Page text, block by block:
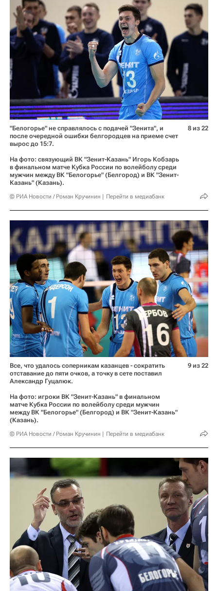
"Белогорье" не справлялось с подачей "Зенита", и
после очередной ошибки белгородцев на приеме счет
вырос до 15:7.
На фото: связующий ВК "Зенит-Казань" Игорь Кобзарь
в финальном матче Кубка России по волейболу среди
мужчин между ВК "Белогорье" (Белгород) и ВК "Зенит-
Казань" (Казань).
© РИА Новости / Роман Кручинин Перейти в медиабанк
8 из 22
Все, что удалось соперникам казанцев - сократить
отставание до пяти очков, а точку в сете поставил
Александр Гуцалюк.
На фото: игроки ВК "Зенит-Казань" в финальном
матче Кубка России по волейболу среди мужчин
между ВК "Белогорье" (Белгород) и ВК "Зенит-Казань"
(Казань).
© РИА Новости / Роман Кручинин Перейти в медиабанк
9 из 22